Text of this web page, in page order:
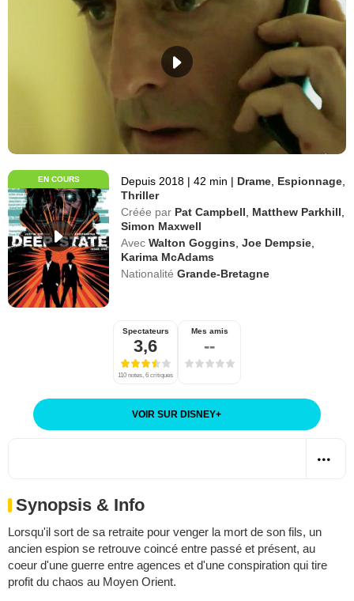
EN COURS Depuis 2018 | 42 min | Drame Espionnage
Thriller
Créée par Pat Campbell Matthew Parkhill
Simon Maxwell
Avec Walton Goggins ,Joe Dempsie
Karima McAdams
Nationalité Grande-Bretagne
Spectateurs
3,6
110 notes, 6 critiques
Mes amis
--
VOIR SUR DISNEY+
Synopsis & Info
Lorsqu'il sort de sa retraite pour venger la mort de son fils, un
ancien espion se retrouve coincé entre passé et présent, au
coeur d'une guerre entre agences et d'une conspiration qui tire
profit du chaos au Moyen Orient.